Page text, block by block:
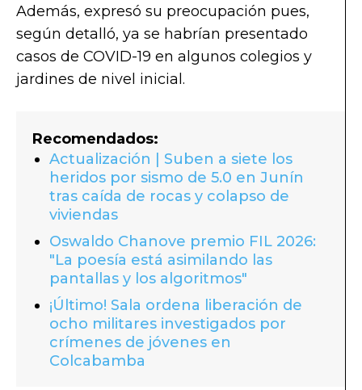
Además, expresó su preocupación pues,
según detalló, ya se habrían presentado
casos de COVID-19 en algunos colegios y
jardines de nivel inicial.
Recomendados:
Actualización | Suben a siete los
heridos por sismo de 5.0 en Junín
tras caída de rocas y colapso de
viviendas
Oswaldo Chanove premio FIL 2026:
"La poesía está asimilando las
pantallas y los algoritmos"
¡Último! Sala ordena liberación de
ocho militares investigados por
crímenes de jóvenes en
Colcabamba